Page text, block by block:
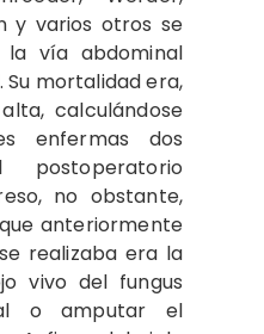
y varios otros se
vía abdominal
mortalidad era,
calculándose
enfermas dos
no obstante,
anteriormente
realizaba era la
vivo del fungus
o amputar el